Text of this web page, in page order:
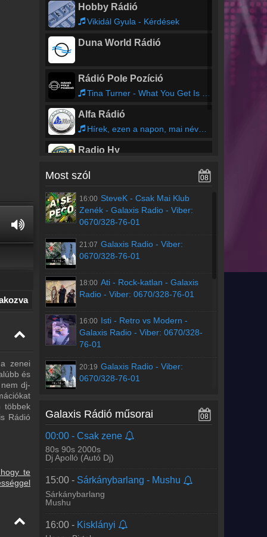
zenei
és
dj-
többek
Rádió
te
Hobby Rádió
Vikidál Gyula - Kérdések
Duna World Rádió
Rádió Pole Pozíció
Tina Turner - What You Get Is What You See
Alfa Rádió
Hírek, ezen a napon, mai névnap és időjárás
Radio Hy
Topfm Nyíregyháza
Csak Top Slágerek
Most szól 08
16:00 SteveK - Csak Mai Klub
Zenék - Galaxis Radio - Viber:
0670/328-76-01
21:07 Galaxis Radio - Viber:
0670/328-76-01
18:00 Ati - Rock-katlan - Galaxis
Radio - Viber: 0670/328-76-01
16:00 Isti - Retro vs Modern -
Galaxis Radio - Viber: 0670/328-
76-01
20:19 Galaxis Radio - Viber:
0670/328-76-01
Radio - Viber: 0670/328-76-01
NRGy-Settenkedos
(Galaxisradio)
16:00 Dj Zozo-Zenetár Zozóval -
Galaxis Radio - Viber: 0670/328-
20:42 Galaxis Radio
Galaxis Rádió műsorai 08
00:00 - Csak zene
80s 90s 2000s
Dj Apolló (Autó Dj)
15:00 - Sárkánybarlang - Mushu
Sárkánybarlang
Mushu
16:00 - Kisklányi